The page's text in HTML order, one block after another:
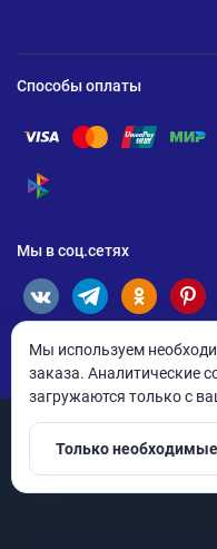
Способы оплаты
Помощь по оплате Visa
Помощь поПомощь по
Помощь по оплате СБП
Мы в соц.сетях
© 2026 ANDPRO / ООО «АНД-
Мы используем
заказа. Аналитические
загружаются только с
Только необходимые